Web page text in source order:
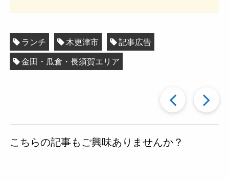
ランチ 木更津市
記事広告
金田・瓜倉・長須賀エリア
過
去
こちらの記事もご興味ありませんか？